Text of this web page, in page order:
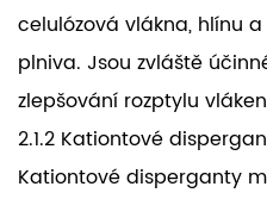
celulózová vlákna, hlínu
plniva. Jsou zvláště
zlepšování rozptylu
2.1.2 Kationtové
Kationtové disperganty